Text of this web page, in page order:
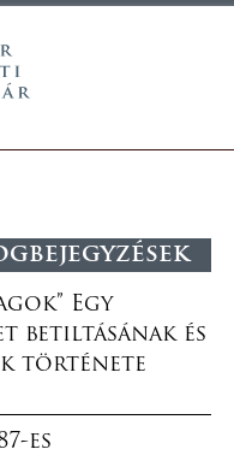
Egy
betiltásának és
története
es